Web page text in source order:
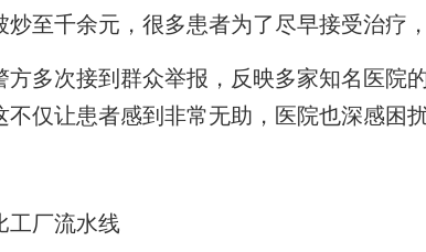
至千余元，很多患者为了尽早接受治疗
多次接到群众举报，反映多家知名医院
仅让患者感到非常无助，医院也深感困扰
工厂流水线